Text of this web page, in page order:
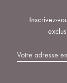
Inscrivez-